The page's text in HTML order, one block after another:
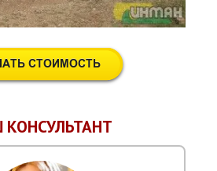
КОНСУЛЬТАНТ